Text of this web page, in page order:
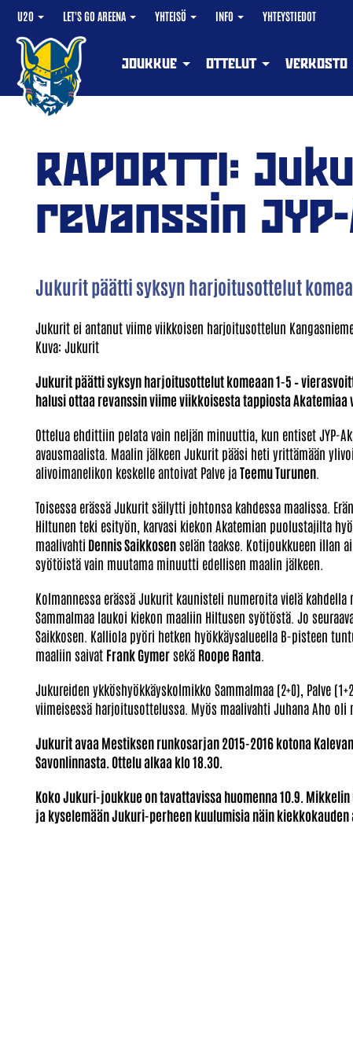
U20 LET'S GO AREENA YHTEISÖ INFO YHTEYSTIEDOT
JOUKKUE OTTELUT VERKOSTO
RAPORTTI:
revanssin
Jukurit päätti syksyn harjoitusottelut
Jukurit ei antanut viime viikkoisen harjoitusottelun
Kuva: Jukurit
Jukurit päätti syksyn harjoitusottelut komeaan 1-5 –
halusi ottaa revanssin viime viikkoisesta tappiosta Akatemiaa
Ottelua ehdittiin pelata vain neljän minuuttia, kun entiset JYP-
avausmaalista. Maalin jälkeen Jukurit pääsi heti yrittämään
alivoimanelikon keskelle antoivat Palve jaTeemu Turunen
Toisessa erässä Jukurit säilytti johtonsa kahdessa maalissa.
Hiltunen teki esityön, karvasi kiekon Akatemian puolustajilta
maalivahti Dennis Saikkosenselän taakse. Kotijoukkueen illan
syötöistä vain muutama minuutti edellisen maalin jälkeen.
Kolmannessa erässä Jukurit kaunisteli numeroita vielä
Sammalmaa laukoi kiekon maaliin Hiltusen syötöstä. Jo
Saikkosen. Kalliola pyöri hetken hyökkäysalueella B-pisteen
maaliin saivat Frank Gymersekä Roope Ranta
Jukureiden ykköshyökkäyskolmikko Sammalmaa (2+0), Palve
viimeisessä harjoitusottelussa. Myös maalivahti Juhana Aho oli
Jukurit avaa Mestiksen runkosarjan 2015-2016 kotona
Savonlinnasta. Ottelu alkaa klo 18.30.
Koko Jukuri-joukkue on tavattavissa huomenna 10.9.
ja kyselemään Jukuri-perheen kuulumisia näin kiekkokauden